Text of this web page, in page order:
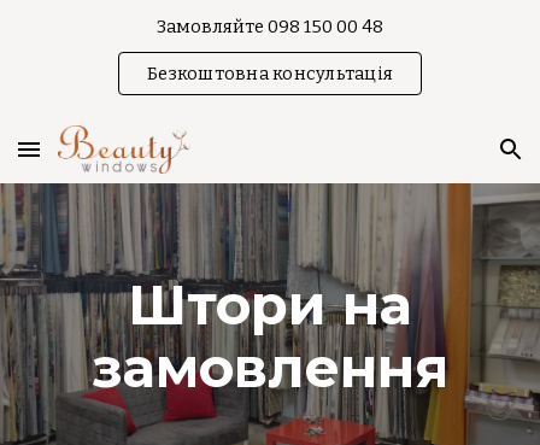
Замовляйте 098 150 00 48
Безкоштовна консультація
Штори на
замовлення